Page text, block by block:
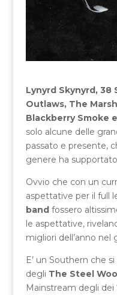
Lynyrd Skynyrd, 38
Outlaws, The
Blackberry Smoke
solo alcune delle
passato e presente,
genere ha
Ovvio che con un
aspettative per il full
band fossero
le aspettative,
migliori dell’anno nel
E’ un Southern che
degli The Steel
Mainstream degli dei